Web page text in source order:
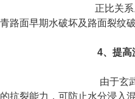
正比关系。因此，
青路面早期水破坏及路面裂纹
4、提高
由于玄
的抗裂能力，可防止水分浸入